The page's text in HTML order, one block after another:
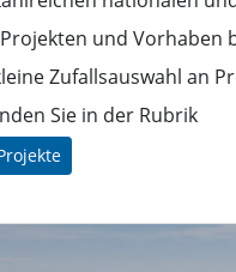
und Vorhaben
Zufallsauswahl an
Sie in der Rubrik